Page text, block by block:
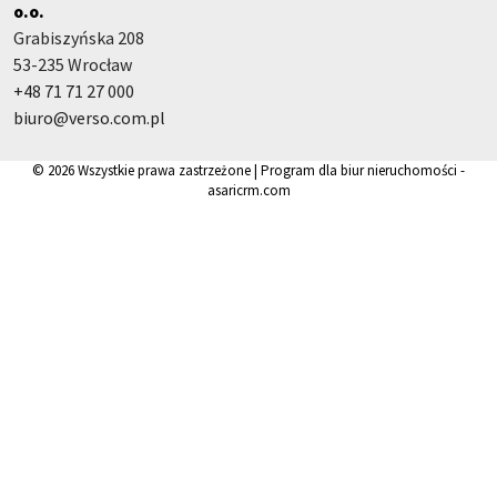
o.o.
Grabiszyńska 208
53-235 Wrocław
+48 71 71 27 000
biuro@verso.com.pl
© 2026 Wszystkie prawa zastrzeżone | Program dla biur nieruchomości -
asaricrm.com